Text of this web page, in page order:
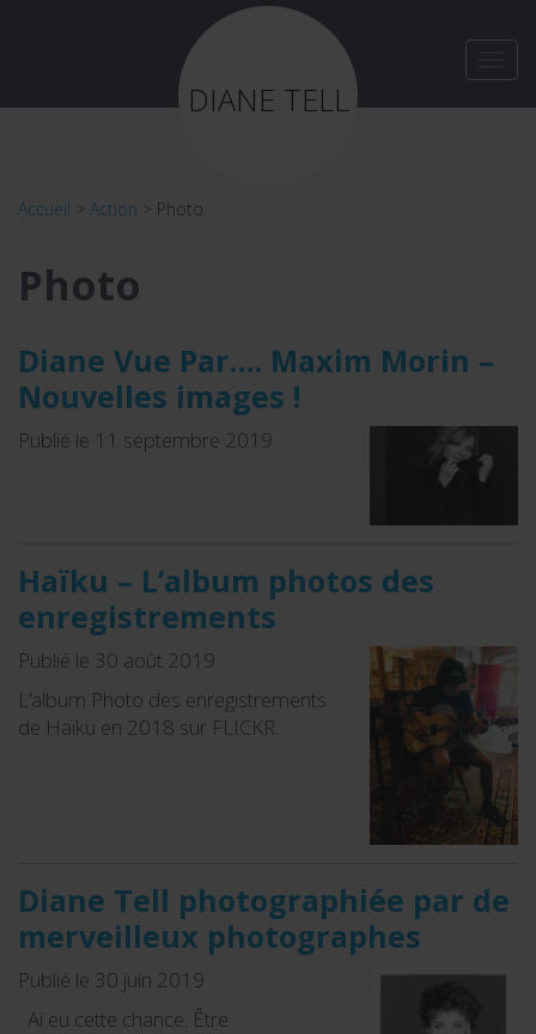
DIANE TELL
Accueil > Action > Photo
Photo
Diane Vue Par…. Maxim Morin –
Nouvelles images !
Publié le 11 septembre 2019
Haïku – L’album photos des
enregistrements
Publié le 30 août 2019
L’album Photo des enregistrements
de Haïku en 2018 sur FLICKR.
Diane Tell photographiée par de
merveilleux photographes
Publié le 30 juin 2019
Ai eu cette chance. Être